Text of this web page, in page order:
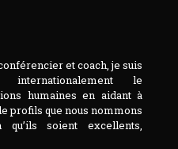
et coach, je suis
internationalement le
humaines en aidant à
profils que nous nommons
soient excellents,